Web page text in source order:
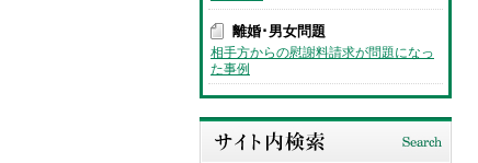
離婚･男女問題
相手方からの慰謝料請求が問題になっ
た事例